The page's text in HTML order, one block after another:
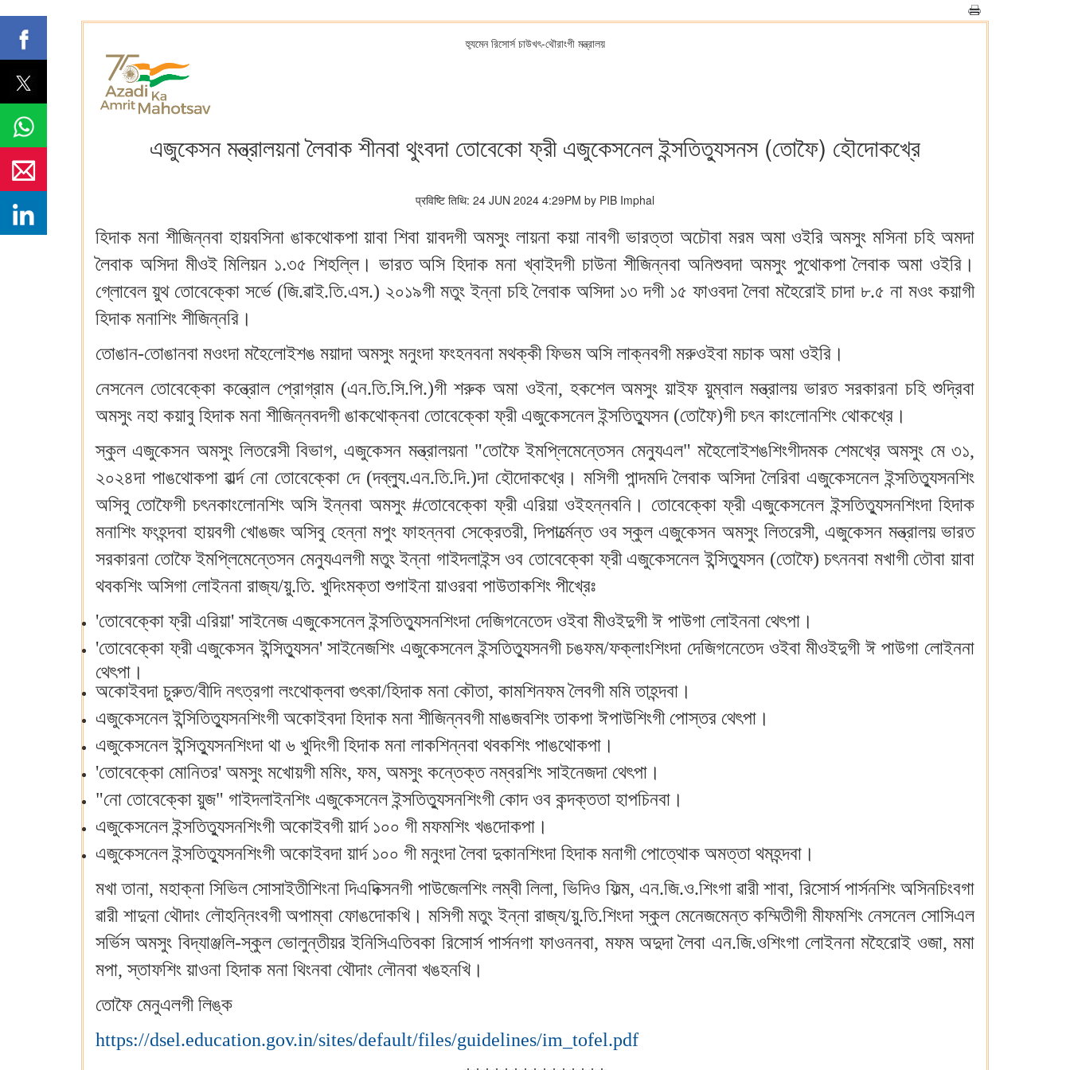
হ্যুমেন রিসোর্স চাউখৎ-থৌরাংগী মন্ত্রালয়
এজুকেসন মন্ত্রালয়না লৈবাক শীনবা থুংবদা তোবেকো ফ্রী এজুকেসনেল ইন্সতিত্যুসনস (তোফৈ) হৌদোকখ্রে
प्रविष्टि तिथि: 24 JUN 2024 4:29PM by PIB Imphal
হিদাক মনা শীজিন্নবা হায়বসিনা ঙাকথোকপা য়াবা শিবা য়াবদগী অমসুং লায়না কয়া নাবগী ভারত্তা অচৌবা মরম অমা ওইরি অমসুং মসিনা চহি অমদা
লৈবাক অসিদা মীওই মিলিয়ন ১.৩৫ শিহল্লি। ভারত অসি হিদাক মনা খ্বাইদগী চাউনা শীজিন্নবা অনিশুবদা অমসুং পুথোকপা লৈবাক অমা ওইরি।
গ্লোবেল য়ুথ তোবেক্কো সর্ভে (জি.ৱাই.তি.এস.) ২০১৯গী মতুং ইন্না চহি লৈবাক অসিদা ১৩ দগী ১৫ ফাওবদা লৈবা মহৈরোই চাদা ৮.৫ না মওং কয়াগী
হিদাক মনাশিং শীজিন্নরি।
তোঙান-তোঙানবা মওংদা মহৈলোইশঙ ময়াদা অমসুং মনুংদা ফংহনবনা মথক্কী ফিভম অসি লাক্নবগী মরুওইবা মচাক অমা ওইরি।
নেসনেল তোবেক্কো কন্ত্রোল প্রোগ্রাম (এন.তি.সি.পি.)গী শরুক অমা ওইনা, হকশেল অমসুং য়াইফ য়ুম্বাল মন্ত্রালয় ভারত সরকারনা চহি শুদ্রিবা
অমসুং নহা কয়াবু হিদাক মনা শীজিন্নবদগী ঙাকথোক্নবা তোবেক্কো ফ্রী এজুকেসনেল ইন্সতিত্যুসন (তোফৈ)গী চৎন কাংলোনশিং থোকখ্রে।
স্কুল এজুকেসন অমসুং লিতরেসী বিভাগ, এজুকেসন মন্ত্রালয়না "তোফৈ ইমপ্লিমেন্তেসন মেন্যুএল" মহৈলোইশঙশিংগীদমক শেমখ্রে অমসুং মে ৩১,
২০২৪দা পাঙথোকপা ৱার্ল্দ নো তোবেক্কো দে (দব্ল্যু.এন.তি.দি.)দা হৌদোকখ্রে। মসিগী পান্দমদি লৈবাক অসিদা লৈরিবা এজুকেসনেল ইন্সতিত্যুসনশিং
অসিবু তোফৈগী চৎনকাংলোনশিং অসি ইন্নবা অমসুং #তোবেক্কো ফ্রী এরিয়া ওইহন্নবনি। তোবেক্কো ফ্রী এজুকেসনেল ইন্সতিত্যুসনশিংদা হিদাক
মনাশিং ফংহন্দবা হায়বগী খোঙজং অসিবু হেন্না মপুং ফাহন্নবা সেক্রেতরী, দিপার্ত্মেন্ত ওব স্কুল এজুকেসন অমসুং লিতরেসী, এজুকেসন মন্ত্রালয় ভারত
সরকারনা তোফৈ ইমপ্লিমেন্তেসন মেন্যুএলগী মতুং ইন্না গাইদলাইন্স ওব তোবেক্কো ফ্রী এজুকেসনেল ইন্সিত্যুসন (তোফৈ) চৎননবা মখাগী তৌবা য়াবা
থবকশিং অসিগা লোইননা রাজ্য/য়ু.তি. খুদিংমক্তা শুগাইনা য়াওরবা পাউতাকশিং পীখ্রেঃ
'তোবেক্কো ফ্রী এরিয়া' সাইনেজ এজুকেসনেল ইন্সতিত্যুসনশিংদা দেজিগনেতেদ ওইবা মীওইদুগী ঈ পাউগা লোইননা থেৎপা।
'তোবেক্কো ফ্রী এজুকেসন ইন্সিত্যুসন' সাইনেজশিং এজুকেসনেল ইন্সতিত্যুসনগী চঙফম/ফক্লাংশিংদা দেজিগনেতেদ ওইবা মীওইদুগী ঈ পাউগা লোইননা
থেৎপা।
অকোইবদা চুরুত/বীদি নৎত্রগা লংথোক্লবা গুৎকা/হিদাক মনা কৌতা, কামশিনফম লৈবগী মমি তাহন্দবা।
এজুকেসনেল ইন্সিতিত্যুসনশিংগী অকোইবদা হিদাক মনা শীজিন্নবগী মাঙজবশিং তাকপা ঈপাউশিংগী পোস্তর থেৎপা।
এজুকেসনেল ইন্সিত্যুসনশিংদা থা ৬ খুদিংগী হিদাক মনা লাকশিন্নবা থবকশিং পাঙথোকপা।
'তোবেক্কো মোনিতর' অমসুং মখোয়গী মমিং, ফম, অমসুং কন্তেক্ত নম্বরশিং সাইনেজদা থেৎপা।
"নো তোবেক্কো য়ুজ" গাইদলাইনশিং এজুকেসনেল ইন্সতিত্যুসনশিংগী কোদ ওব কন্দক্ততা হাপচিনবা।
এজুকেসনেল ইন্সতিত্যুসনশিংগী অকোইবগী য়ার্দ ১০০ গী মফমশিং খঙদোকপা।
এজুকেসনেল ইন্সতিত্যুসনশিংগী অকোইবদা য়ার্দ ১০০ গী মনুংদা লৈবা দুকানশিংদা হিদাক মনাগী পোত্থোক অমত্তা থমহন্দবা।
মখা তানা, মহাক্না সিভিল সোসাইতীশিংনা দিএদিক্সনগী পাউজেলশিং লম্বী লিলা, ভিদিও ফিল্ম, এন.জি.ও.শিংগা ৱারী শাবা, রিসোর্স পার্সনশিং অসিনচিংবগা
ৱারী শাদুনা থৌদাং লৌহন্নিংবগী অপাম্বা ফোঙদোকখি। মসিগী মতুং ইন্না রাজ্য/য়ু.তি.শিংদা স্কুল মেনেজমেন্ত কম্মিতীগী মীফমশিং নেসনেল সোসিএল
সর্ভিস অমসুং বিদ্যাঞ্জলি-স্কুল ভোলুন্তীয়র ইনিসিএতিবকা রিসোর্স পার্সনগা ফাওননবা, মফম অদুদা লৈবা এন.জি.ওশিংগা লোইননা মহৈরোই ওজা, মমা
মপা, স্তাফশিং য়াওনা হিদাক মনা থিংনবা থৌদাং লৌনবা খঙহনখি।
তোফৈ মেনুএলগী লিঙ্ক
https://dsel.education.gov.in/sites/default/files/guidelines/im_tofel.pdf